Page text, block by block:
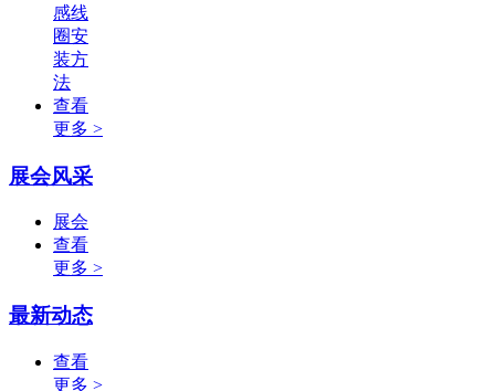
感线
圈安
装方
法
查看
更多 >
展会风采
展会
查看
更多 >
最新动态
查看
更多 >